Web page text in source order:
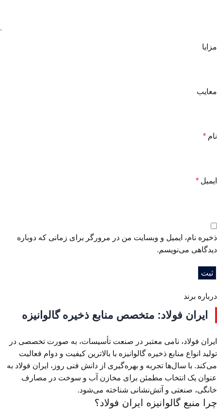
مزایا
معایب
نام *
ایمیل *
ذخیره نام، ایمیل و وبسایت من در مرورگر برای زمانی که دوباره
دیدگاهی می‌نویسم.
درباره برند
ایران فولاد: متخصص منابع ذخیره گالوانیزه
ایران فولاد، نامی معتبر در صنعت تأسیسات، به صورت تخصصی در
تولید انواع منابع ذخیره گالوانیزه با بالاترین کیفیت و دوام فعالیت
می‌کند. با سال‌ها تجربه و بهره‌گیری از دانش فنی روز، ایران فولاد به
عنوان یک انتخاب مطمئن برای مخازن آب و سوخت در مصارف
خانگی، صنعتی و آتش‌نشانی شناخته می‌شود.
چرا منبع گالوانیزه ایران فولاد؟